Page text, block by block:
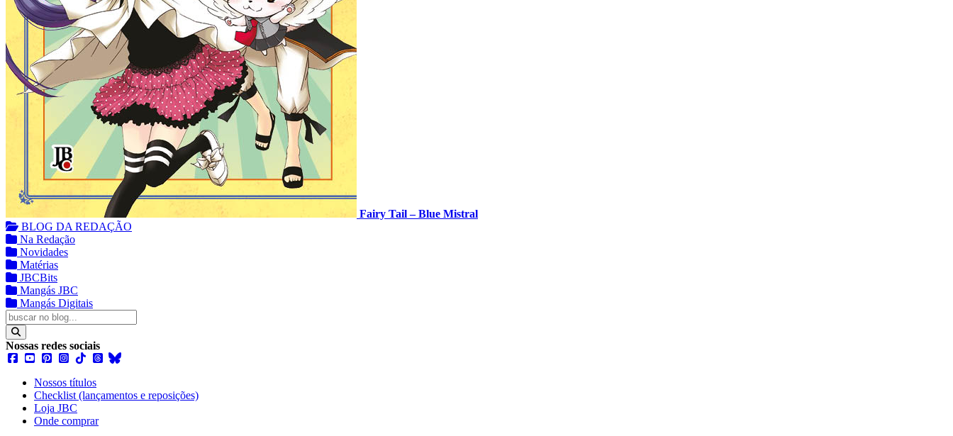
Fairy Tail – Blue Mistral
BLOG DA REDAÇÃO
Na Redação
Novidades
Matérias
JBCBits
Mangás JBC
Mangás Digitais
Nossas redes sociais
Nossos títulos
Checklist (lançamentos e reposições)
Loja JBC
Onde comprar